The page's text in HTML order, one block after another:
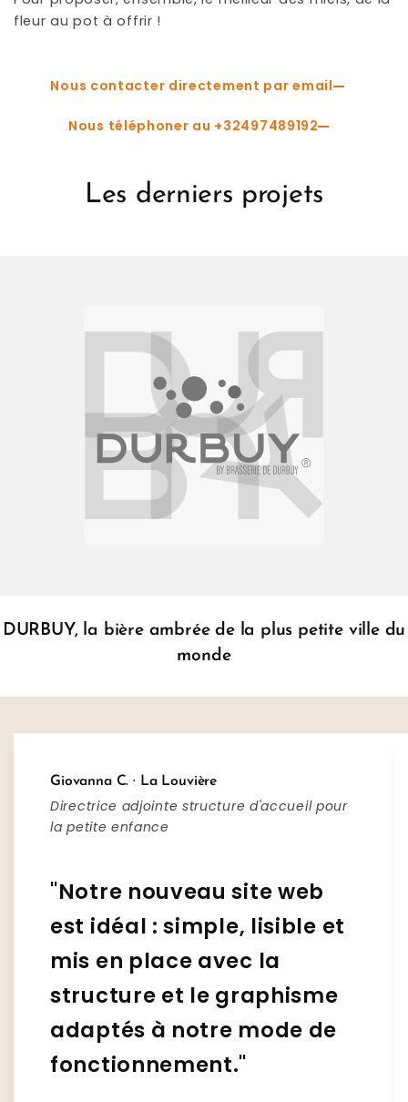
fleur au pot à offrir !
Nous contacter directement par email
Nous téléphoner au +32497489192
Les derniers projets
DURBUY, la bière ambrée de la plus petite ville du
monde
Giovanna C. · La Louvière
Directrice adjointe structure d'accueil pour
la petite enfance
"Notre nouveau site web
est idéal : simple, lisible et
mis en place avec la
structure et le graphisme
adaptés à notre mode de
fonctionnement."